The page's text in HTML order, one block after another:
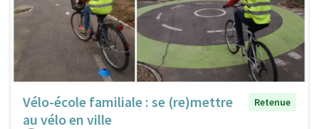
Vélo-école familiale : se (re)mettre
au vélo en ville
Retenue